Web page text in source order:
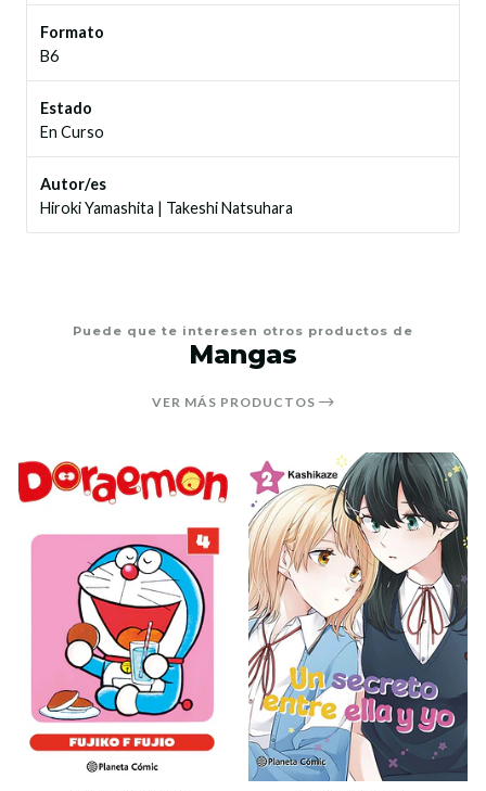
Formato
B6
Estado
En Curso
Autor/es
Hiroki Yamashita | Takeshi Natsuhara
Puede que te interesen otros productos de
Mangas
VER MÁS PRODUCTOS